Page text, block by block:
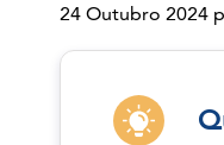
24 Outubro 2024